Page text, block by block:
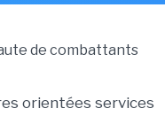
orientées services